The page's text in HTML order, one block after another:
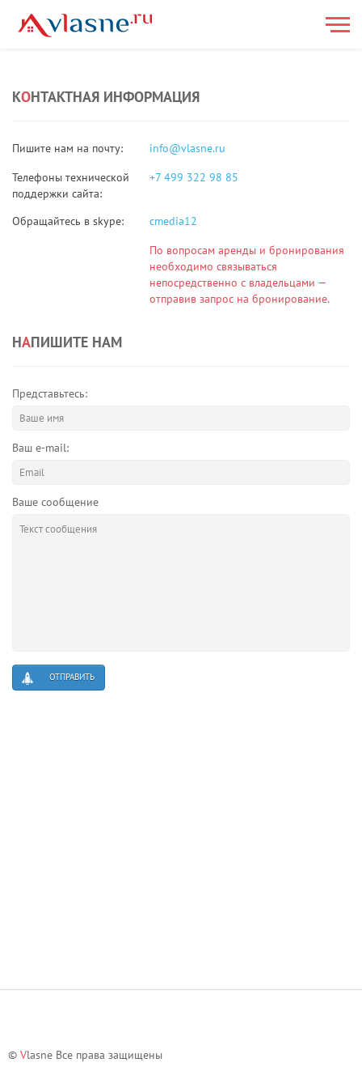
КОНТАКТНАЯ ИНФОРМАЦИЯ
Пишите нам на почту:
info@vlasne.ru
Телефоны технической
поддержки сайта:
+7 499 322 98 85
Обращайтесь в skype:
cmedia12
По вопросам аренды и бронирования
необходимо связываться
непосредственно с владельцами —
отправив запрос на бронирование.
НАПИШИТЕ НАМ
Представьтесь:
Ваш e-mail:
Ваше сообщение
ОТПРАВИТЬ
© Vlasne Все права защищены